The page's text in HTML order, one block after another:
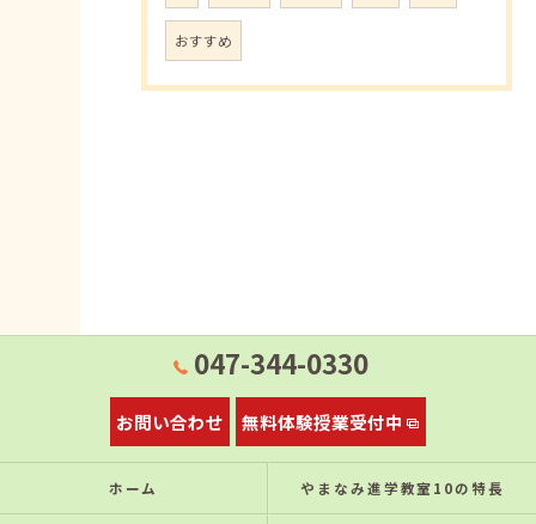
おすすめ
047-344-0330
お問い合わせ 無料体験授業受付中
ホーム やまなみ進学教室10の特⻑